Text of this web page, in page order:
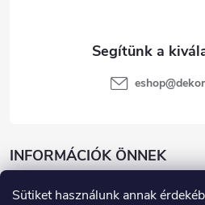
Sütiket használunk annak
INFORMÁCIÓK ÖNNEK
KATEGÓRIÁK
eshop@